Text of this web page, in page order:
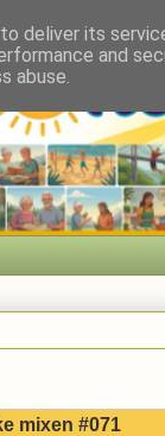
mixen #071
deliver its
and
abuse.